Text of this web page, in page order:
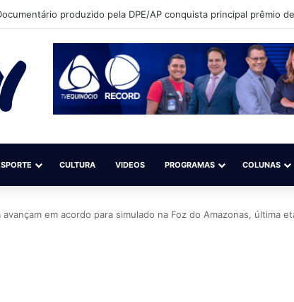
produzido pela DPE/AP conquista principal prêmio
CULTURA VIDEOS PROGRAMAS COLUNAS
avançam em acordo para simulado na Foz do Amazonas, última